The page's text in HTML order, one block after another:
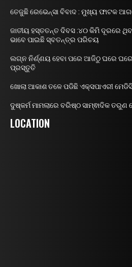
ତେଜୁଛି ରେଭେନ୍ସା ବିବାଦ : ମୁଖ୍ୟ ଫାଟକ
ଜାତୀୟ ହସ୍ତତନ୍ତ ଦିବସ :୪୦ କିମି ଦୂରରେ ଥିବା
ଭାବେ ପାଇଛି ସ୍ବତନ୍ତ୍ର ପରିଚୟ
ଲଗ୍ନ ନିର୍ଣ୍ଣୟ ହେବା ପରେ ଆଜିଠୁ ଘରେ
ପ୍ରସ୍ତୁତି
ଖୋଲା ଆକାଶ ତଳେ ପଡିଛି ଏକ୍ସପାଏରୀ
ଦୁଷ୍କର୍ମ ମାମଲାରେ ବରିଷ୍ଠ ସାମ୍ଵାଦିକ ତରୁଣ
LOCATION